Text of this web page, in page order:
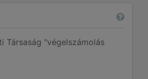
Társaság "végelszámolás